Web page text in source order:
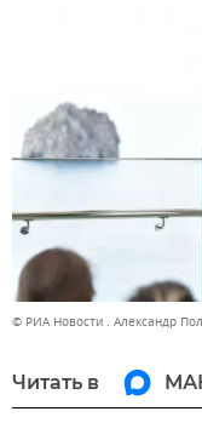
© РИА Новости . Александр
Читать в